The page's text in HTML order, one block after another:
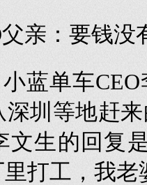
亲：要钱没
蓝单车
圳等地赶
文生的回复
打工，我老